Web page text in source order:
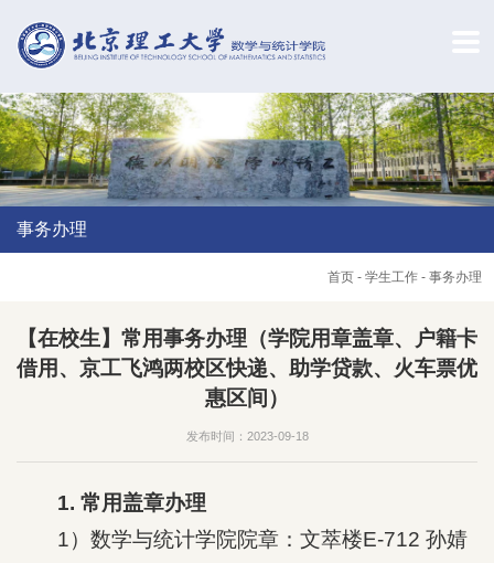
事务办理
首页 - 学生工作 - 事务办理
【在校生】常用事务办理（学院用章盖章、户籍卡
借用、京工飞鸿两校区快递、助学贷款、火车票优
惠区间）
发布时间：2023-09-18
1. 常用盖章办理
1）数学与统计学院院章：文萃楼E-712 孙婧